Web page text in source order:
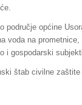
područje općine
voda na
i gospodarski
štab civilne zaštite